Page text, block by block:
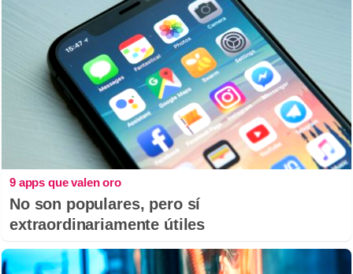
9 apps que valen oro
No son populares, pero sí
extraordinariamente útiles